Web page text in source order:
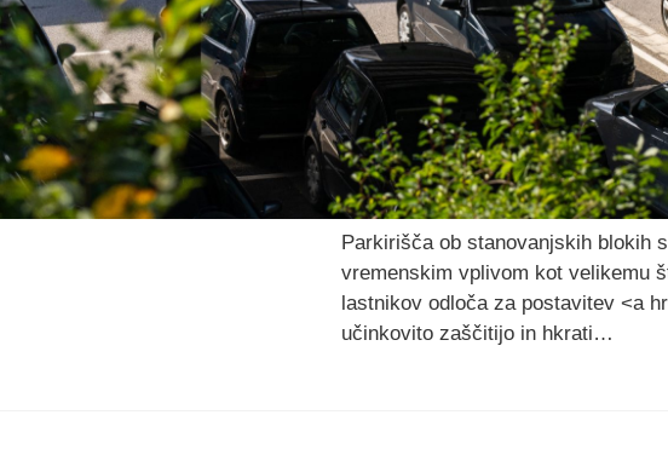
Parkirišča ob stanovanjskih blokih
vremenskim vplivom kot velikemu
lastnikov odloča za postavitev <a
učinkovito zaščitijo in hkrati…